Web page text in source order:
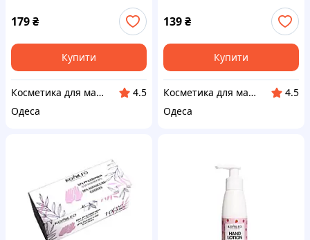
179₴
Купити
Косметика для манікюру і педикюру
4.5
Одеса
139₴
Купити
Косметика для манікюру і педикюру
4.5
Одеса